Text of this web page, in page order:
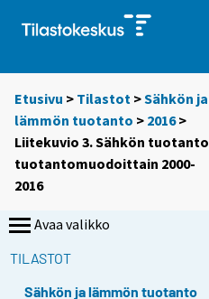
Etusivu > Tilastot >Sähkön ja
lämmön tuotanto > 2016>
Liitekuvio 3. Sähkön tuotanto
tuotantomuodoittain 2000-
2016
Avaa valikko
TILASTOT
Sähkön ja lämmön tuotanto